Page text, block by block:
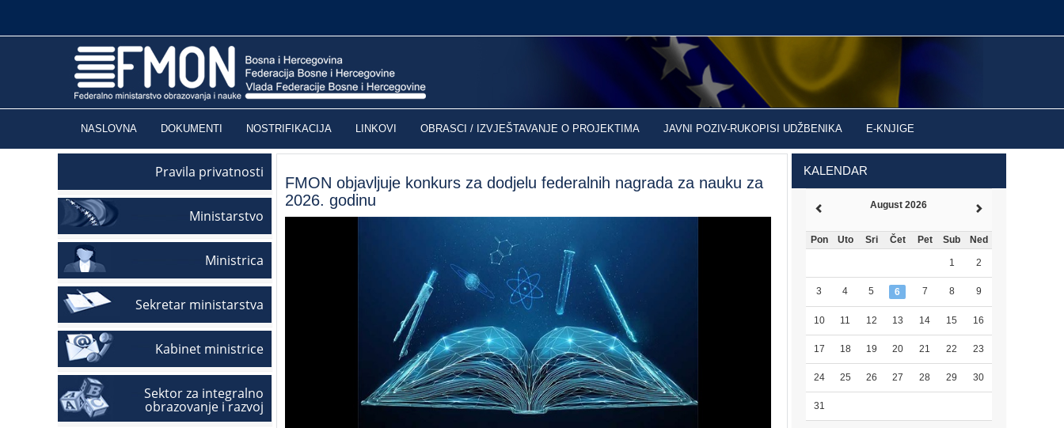
NASLOVNA DOKUMENTI NOSTRIFIKACIJA LINKOVI OBRASCI / IZVJEŠTAVANJE O PROJEKTIMA JAVNI POZIV-RUKOPISI UDŽBENIKA E-KNJIGE
Pravila privatnosti
Ministarstvo
Ministrica
Sekretar ministarstva
Kabinet ministrice
Sektor za integralno
obrazovanje i razvoj
FMON objavljuje konkurs za dodjelu federalnih nagrada za nauku za
2026. godinu
KALENDAR
August 2026
Pon Uto Sri Čet Pet Sub Ned
1 2
3 4 5 6 7 8 9
10 11 12 13 14 15 16
17 18 19 20 21 22 23
24 25 26 27 28 29 30
31